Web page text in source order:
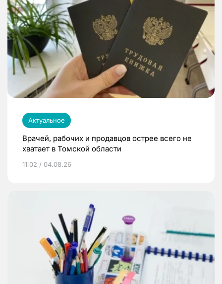
Актуальное
Врачей, рабочих и продавцов острее всего не
хватает в Томской области
11:02 / 04.08.26